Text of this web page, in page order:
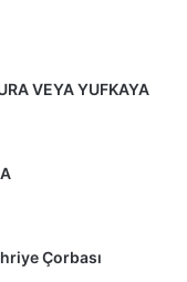
VEYA YUFKAYA
Çorbası